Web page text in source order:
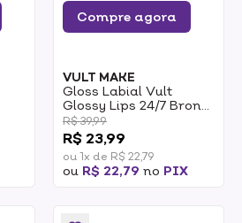
Compre agora
VULT MAKE
Gloss Labial Vult
Glossy Lips 24/7 Bronze
5,2ml
R$ 39,99
R$ 23,99
ou 1x de R$ 22,79
ou R$ 22,79 no PIX